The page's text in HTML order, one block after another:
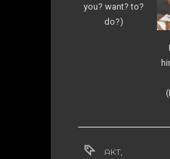
you? want? to?
do?)
AKT